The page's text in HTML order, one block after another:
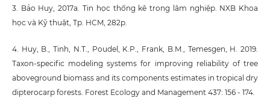
3. Bảo Huy, 2017a. Tin học thống kê trong lâm nghiệp. NXB Khoa
học và Kỹ thuật, Tp. HCM, 282p.
4. Huy, B., Tinh, N.T., Poudel, K.P., Frank, B.M., Temesgen, H. 2019.
Taxon-specific modeling systems for improving reliability of tree
aboveground biomass and its components estimates in tropical dry
dipterocarp forests. Forest Ecology and Management 437: 156 - 174.